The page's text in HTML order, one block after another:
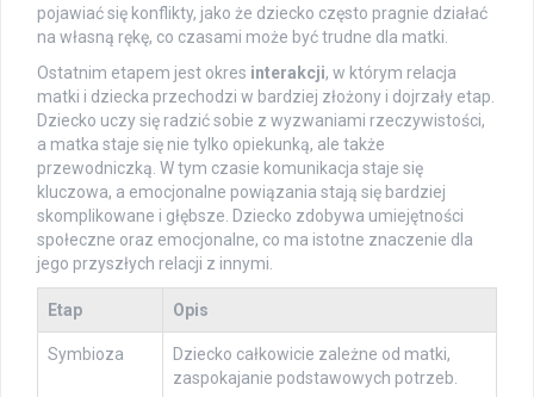
pojawiać się konflikty, jako że dziecko często pragnie działać
na własną rękę, co czasami może być trudne dla matki.
Ostatnim etapem jest okres interakcji, w którym relacja
matki i dziecka przechodzi w bardziej złożony i dojrzały etap.
Dziecko uczy się radzić sobie z wyzwaniami rzeczywistości,
a matka staje się nie tylko opiekunką, ale także
przewodniczką. W tym czasie komunikacja staje się
kluczowa, a emocjonalne powiązania stają się bardziej
skomplikowane i głębsze. Dziecko zdobywa umiejętności
społeczne oraz emocjonalne, co ma istotne znaczenie dla
jego przyszłych relacji z innymi.
Etap Opis
Symbioza
Dziecko całkowicie zależne od matki,
zaspokajanie podstawowych potrzeb.